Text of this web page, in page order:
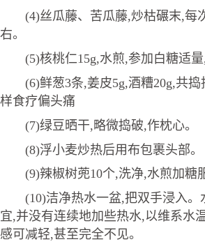
(4)丝瓜藤、苦瓜藤,炒枯碾末,每
右。
(5)核桃仁15g,水煎,参加白糖适量,
(6)鲜葱3条,姜皮5g,酒糟20g,共捣
样食疗偏头痛
(7)绿豆晒干,略微捣破,作枕心。
(8)浮小麦炒热后用布包裹头部。
(9)辣椒树蔸10个,洗净,水煎加糖服
(10)洁净热水一盆,把双手浸入。
宜,并没有连续地加些热水,以维系水
感可减轻,甚至完全不见。